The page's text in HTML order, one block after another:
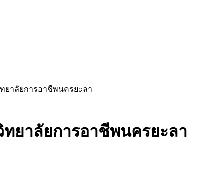
ยาลัยการอาชีพนครยะลา
ยาลัยการอาชีพนครยะลา